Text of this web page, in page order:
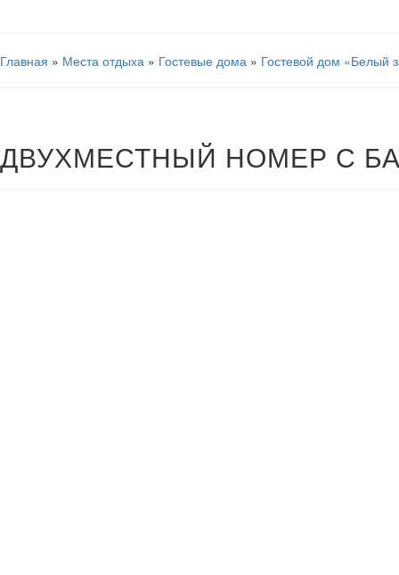
Главная » Места отдыха » Гостевые дома » Гостевой дом «Белый
ДВУХМЕСТНЫЙ НОМЕР С